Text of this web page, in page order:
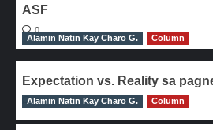
ASF
0
Alamin Natin Kay Charo G.
Column
Expectation vs. Reality sa
0
Alamin Natin Kay Charo G. Column